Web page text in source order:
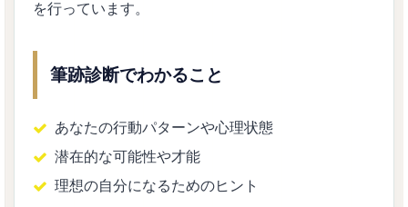
を行っています。
筆跡診断でわかること
あなたの行動パターンや心理状態
潜在的な可能性や才能
理想の自分になるためのヒント